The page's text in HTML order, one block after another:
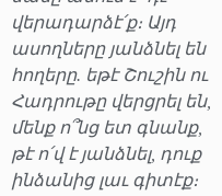
վերադարձէ՛ք։ Այդ
ասողները յանձնել են
հողերը. եթէ Շուշին ու
Հադրութը վերցրել են,
մենք ո՞նց ետ գնանք,
թէ ո՛վ է յանձնել, դուք
ինձանից լաւ գիտէք։